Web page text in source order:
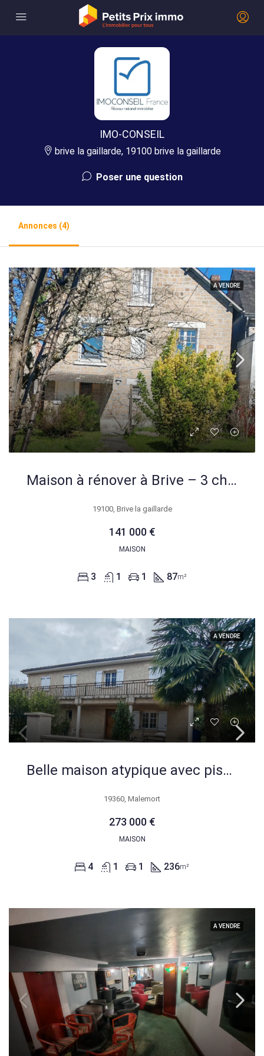
IMO-CONSEIL
brive la gaillarde, 19100 brive la gaillarde
Poser une question
Annonces (4)
A VENDRE
Maison à rénover à Brive – 3 chambres, terrasse, garage et gros potentiel
19100, Brive la gaillarde
141 000 €
MAISON
3 1 1 87m²
A VENDRE
Belle maison atypique avec piscine en vente à Malemort
19360, Malemort
273 000 €
MAISON
4 1 1 236m²
A VENDRE